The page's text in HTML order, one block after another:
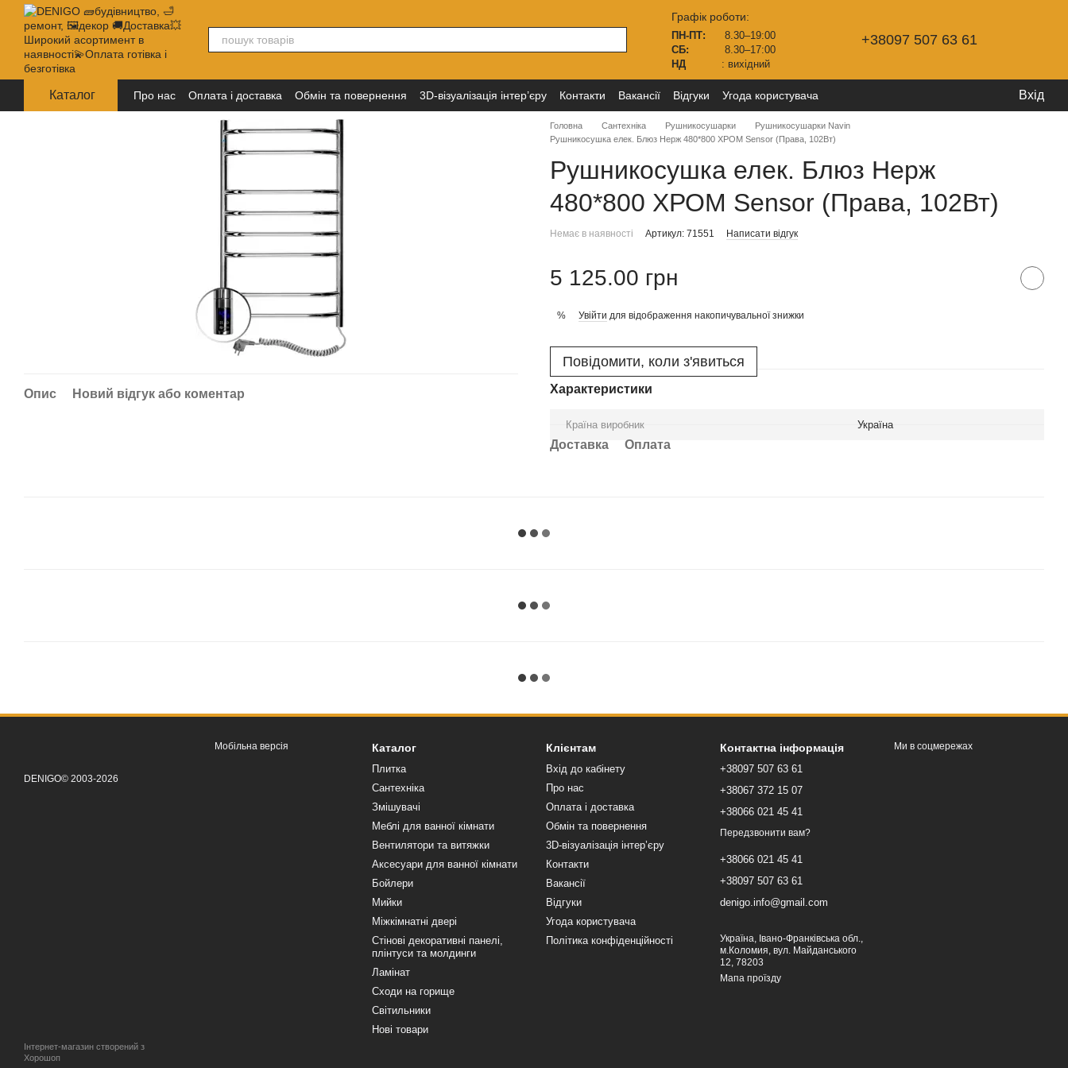
Перейти до основного контенту Графік роботи:
ПН-ПТ:
8.30–19:00
СБ:
8.30–17:00
НД
: вихідний
+38097 507 63 61
Каталог Про нас Оплата і доставка Обмін та повернення 3D-візуалізація інтер’єру Контакти Вакансії Відгуки
Угода користувача
Політика конфіденційності
Вхід
Опис Новий відгук або коментар
Головна Сантехніка Рушникосушарки
Рушникосушарки Navin
Рушникосушка елек. Блюз Нерж 480*800 ХРОМ Sensor (Права, 102Вт)
Рушникосушка елек. Блюз Нерж
480*800 ХРОМ Sensor (Права, 102Вт)
Немає в наявності Артикул: 71551 Написати відгук
5 125.00 грн
% Увійти для відображення накопичувальної знижки
Повідомити, коли з'явиться
Характеристики
Країна виробник Україна
Доставка Оплата
DENIGO© 2003-2026
Інтернет-магазин створений з
Хорошоп
Мобільна версія Каталог
Плитка
Сантехніка
Змішувачі
Меблі для ванної кімнати
Вентилятори та витяжки
Аксесуари для ванної кімнати
Бойлери
Мийки
Міжкімнатні двері
Стінові декоративні панелі,
плінтуси та молдинги
Ламінат
Сходи на горище
Світильники
Нові товари
Клієнтам
Вхід до кабінету
Про нас
Оплата і доставка
Обмін та повернення
3D-візуалізація інтер’єру
Контакти
Вакансії
Відгуки
Угода користувача
Політика конфіденційності
Контактна інформація
+38097 507 63 61
+38067 372 15 07
+38066 021 45 41
Передзвонити вам?
+38066 021 45 41
+38097 507 63 61
denigo.info@gmail.com
Україна, Івано-Франківська обл.,
м.Коломия, вул. Майданського
12, 78203
Мапа проїзду
Ми в соцмережах